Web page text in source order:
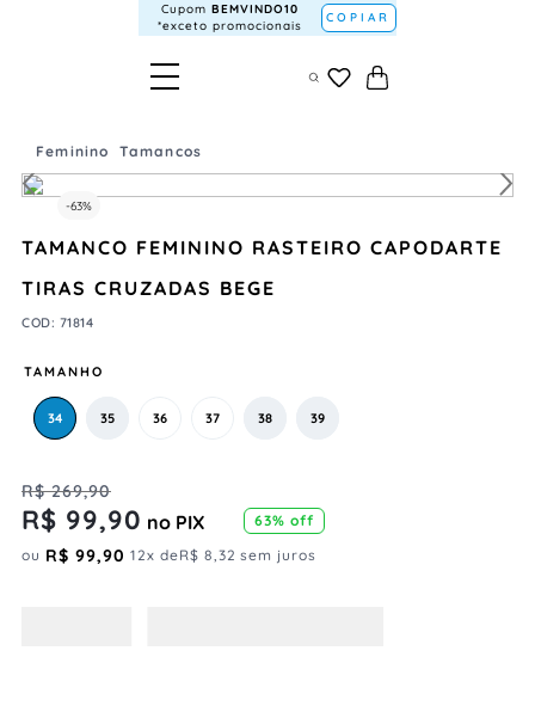
Cupom BEMVINDO10
*exceto promocionais
COPIAR
Feminino Tamancos
-63%
TAMANCO FEMININO RASTEIRO CAPODARTE
TIRAS CRUZADAS BEGE
COD: 71814
TAMANHO
34 35 36 37 38 39
R$ 269,90
R$ 99,90 no PIX 63% off
ou R$ 99,90 12x deR$ 8,32 sem juros